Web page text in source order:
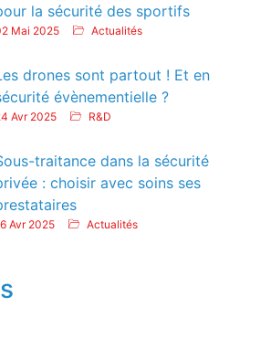
la sécurité des sportifs
Mai 2025 Actualités
drones sont partout ! Et en
évènementielle ?
Avr 2025 R&D
traitance dans la sécurité
: choisir avec soins ses
Avr 2025 Actualités